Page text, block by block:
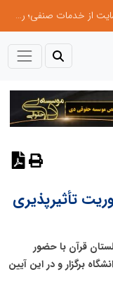
ابتکار در ساماندهی فضای مجازی، خلاقیت در حمایت از خدمات صنفی؛ رویکرد نوین اتحادیه کامیون‌داران کرج
تأثیرپذیری
قرآن با حضور
برگزار و در این آیین